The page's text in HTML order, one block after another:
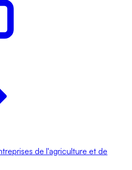
de l'agriculture et de